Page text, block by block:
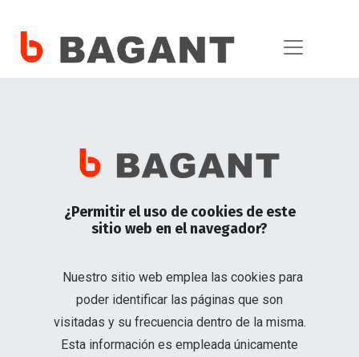
Maquinaria
Encofrado y Andamiaje
LinkedIn
1800 224 268
ventasuio@bagant.com
¿Permitir el uso de cookies de este
sitio web en el navegador?
Nuestro sitio web emplea las cookies para
poder identificar las páginas que son
visitadas y su frecuencia dentro de la misma.
Esta información es empleada únicamente